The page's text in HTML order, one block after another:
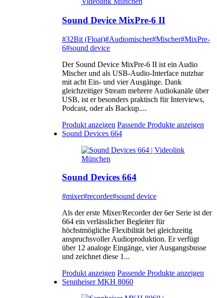
Sound Device MixPre-6 II
#32Bit (Float)#Audiomischer#Mischer#MixPre-
6#sound device
Der Sound Device MixPre-6 II ist ein Audio
Mischer und als USB-Audio-Interface nutzbar
mit acht Ein- und vier Ausgänge. Dank
gleichzeitiger Stream mehrere Audiokanäle über
USB, ist er besonders praktisch für Interviews,
Podcast, oder als Backup....
Produkt anzeigen Passende Produkte anzeigen
Sound Devices 664
Sound Devices 664
#mixer#recorder#sound device
Als der erste Mixer/Recorder der 6er Serie ist der
664 ein verlässlicher Begleiter für
höchstmögliche Flexibilität bei gleichzeitig
anspruchsvoller Audioproduktion. Er verfügt
über 12 analoge Eingänge, vier Ausgangsbusse
und zeichnet diese 1...
Produkt anzeigen Passende Produkte anzeigen
Sennheiser MKH 8060